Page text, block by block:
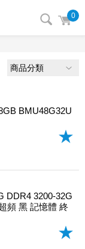
0
商品分類
BMU48G32U
DDR4 3200-32G
頻 黑 記憶體 終